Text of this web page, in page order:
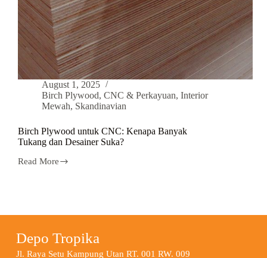
August 1, 2025
Birch Plywood, CNC & Perkayuan, Interior
Mewah, Skandinavian
Birch Plywood untuk CNC: Kenapa Banyak
Tukang dan Desainer Suka?
Read More
Depo Tropika
Jl. Raya Setu Kampung Utan RT. 001 RW. 009